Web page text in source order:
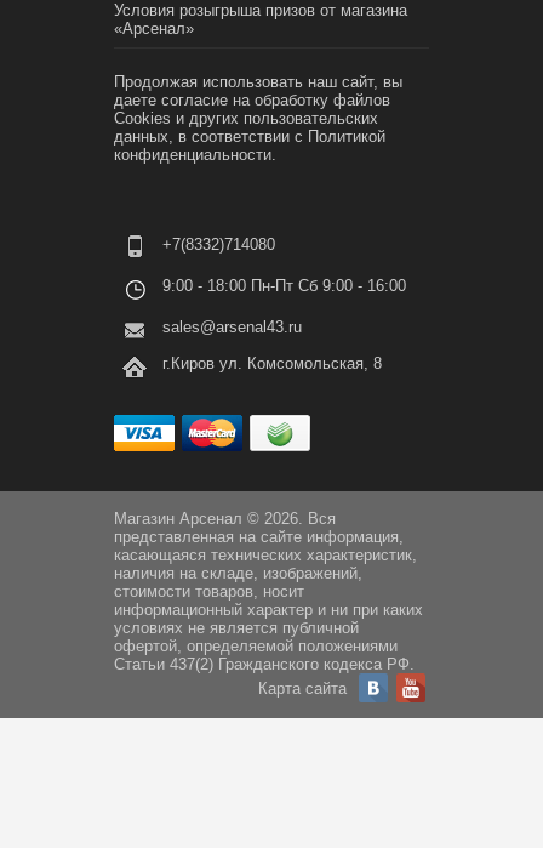
Условия розыгрыша призов от магазина
«Арсенал»
Продолжая использовать наш сайт, вы
даете согласие на обработку файлов
Cookies и других пользовательских
данных, в соответствии с Политикой
конфиденциальности.
+7(8332)714080
9:00 - 18:00 Пн-Пт Сб 9:00 - 16:00
sales@arsenal43.ru
г.Киров ул. Комсомольская, 8
Магазин Арсенал © 2026. Вся
представленная на сайте информация,
касающаяся технических характеристик,
наличия на складе, изображений,
стоимости товаров, носит
информационный характер и ни при каких
условиях не является публичной
офертой, определяемой положениями
Статьи 437(2) Гражданского кодекса РФ.
Карта сайта